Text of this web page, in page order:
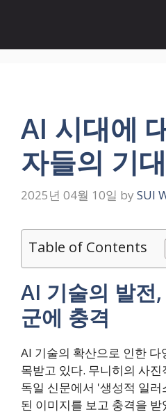
AI 시대에
자들의 기
2025년 04월 10일 by SUI
Table of Contents
AI 기술의 발전
군에 충격
AI 기술의 확산으로 인한
목받고 있다. 무니히의 사
독일 신문에서 '생성적 일
된 이미지를 보고 충격을